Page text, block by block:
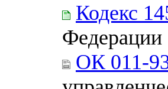
Кодекс
Федерации
ОК 011-